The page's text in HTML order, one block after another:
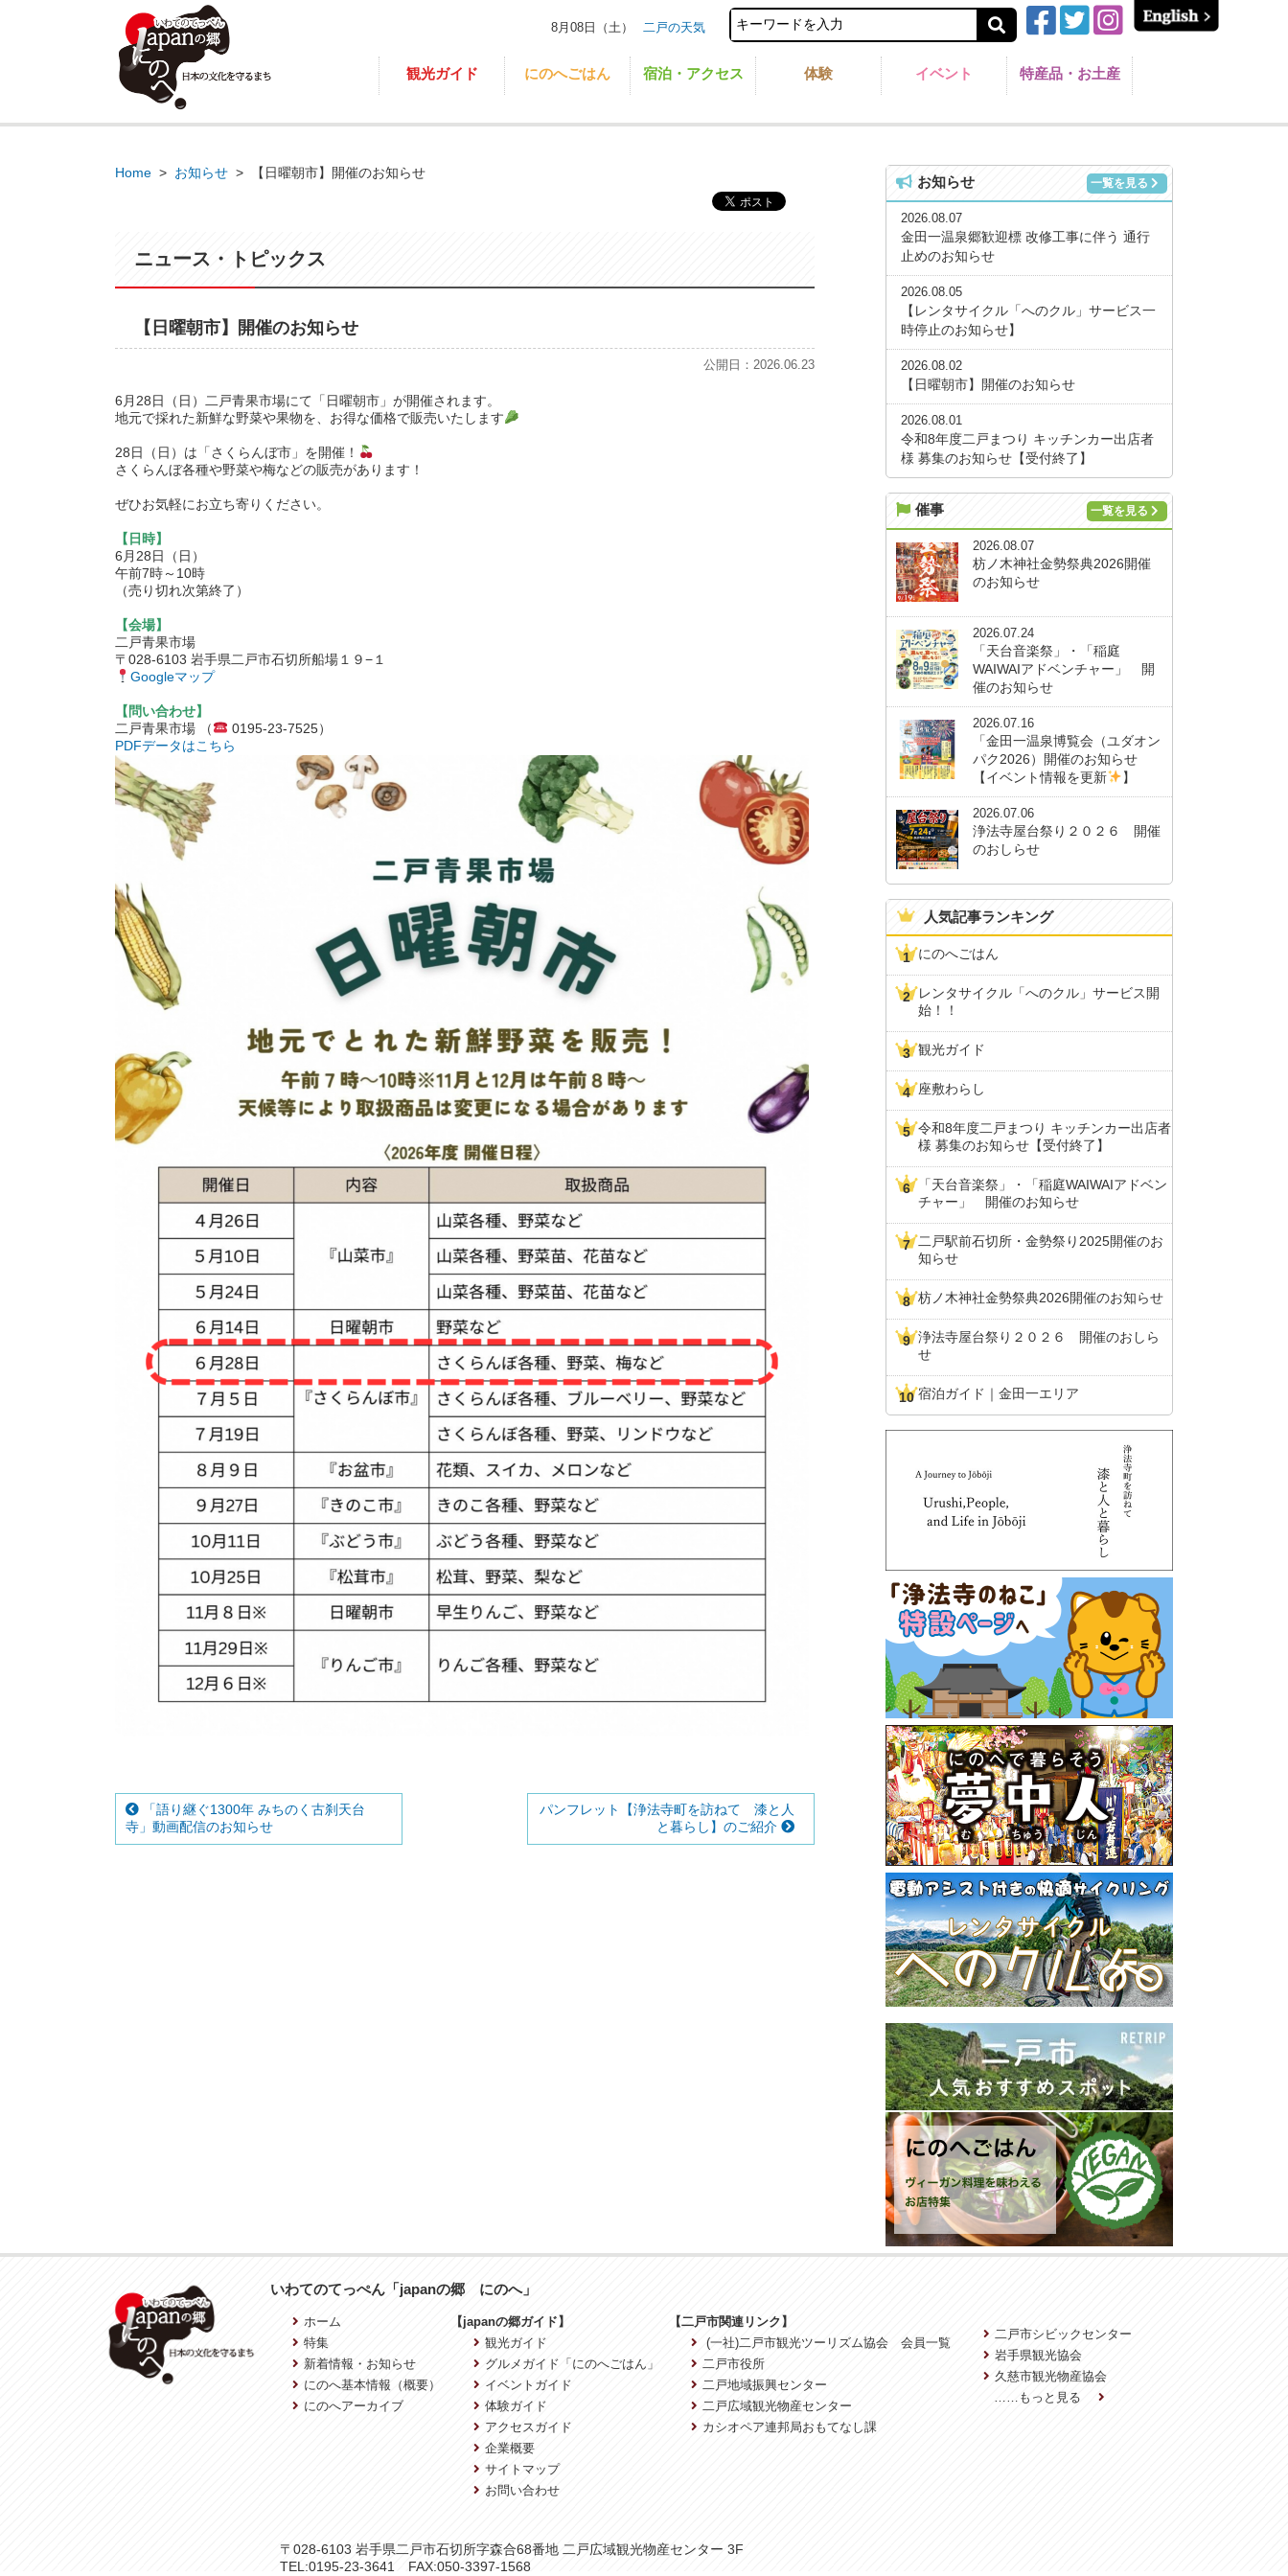
8月08日（土） 二戸の天気
観光ガイド にのへごはん 宿泊・アクセス 体験 イベント 特産品・お土産
Home > お知らせ > 【日曜朝市】開催のお知らせ
ニュース・トピックス
【日曜朝市】開催のお知らせ
公開日：2026.06.23
6月28日（日）二戸青果市場にて「日曜朝市」が開催されます。
地元で採れた新鮮な野菜や果物を、お得な価格で販売いたします
28日（日）は「さくらんぼ市」を開催！
さくらんぼ各種や野菜や梅などの販売があります！
ぜひお気軽にお立ち寄りください。
【日時】
6月28日（日）
午前7時～10時
（売り切れ次第終了）
【会場】
二戸青果市場
〒028-6103 岩手県二戸市石切所船場１９−１
Googleマップ
【問い合わせ】
二戸青果市場 （
0195-23-7525）
PDFデータはこちら
「語り継ぐ1300年 みちのく古刹天台
寺」動画配信のお知らせ
パンフレット【浄法寺町を訪ねて 漆と人
と暮らし】のご紹介
お知らせ 一覧を見る
2026.08.07
金田一温泉郷歓迎標 改修工事に伴う 通行
止めのお知らせ
2026.08.05
【レンタサイクル「へのクル」サービス一
時停止のお知らせ】
2026.08.02
【日曜朝市】開催のお知らせ
2026.08.01
令和8年度二戸まつり キッチンカー出店者
様 募集のお知らせ【受付終了】
催事 一覧を見る
2026.08.07
枋ノ木神社金勢祭典2026開催
のお知らせ
2026.07.24
「天台音楽祭」・「稲庭
WAIWAIアドベンチャー」 開
催のお知らせ
2026.07.16
「金田一温泉博覧会（ユダオン
パク2026）開催のお知らせ
【イベント情報を更新
】
2026.07.06
浄法寺屋台祭り２０２６ 開催
のおしらせ
人気記事ランキング
にのへごはん
レンタサイクル「へのクル」サービス開
始！！
観光ガイド
座敷わらし
令和8年度二戸まつり キッチンカー出店者
様 募集のお知らせ【受付終了】
「天台音楽祭」・「稲庭WAIWAIアドベン
チャー」 開催のお知らせ
二戸駅前石切所・金勢祭り2025開催のお
知らせ
枋ノ木神社金勢祭典2026開催のお知らせ
浄法寺屋台祭り２０２６ 開催のおしら
せ
宿泊ガイド｜金田一エリア
いわてのてっぺん「japanの郷 にのへ」
ホーム
特集
新着情報・お知らせ
にのへ基本情報（概要）
にのへアーカイブ
【japanの郷ガイド】
観光ガイド
グルメガイド「にのへごはん」
イベントガイド
体験ガイド
アクセスガイド
企業概要
サイトマップ
お問い合わせ
【二戸市関連リンク】
(一社)二戸市観光ツーリズム協会 会員一覧
二戸市役所
二戸地域振興センター
二戸広域観光物産センター
カシオペア連邦局おもてなし課
二戸市シビックセンター
岩手県観光協会
久慈市観光物産協会
……もっと見る
〒028-6103 岩手県二戸市石切所字森合68番地 二戸広域観光物産センター 3F
TEL:0195-23-3641 FAX:050-3397-1568